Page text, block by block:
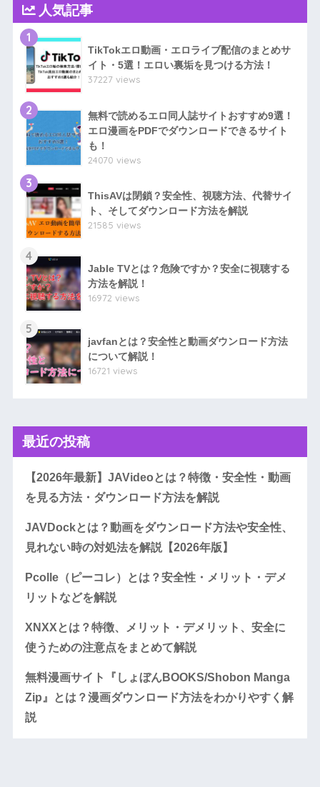
人気記事
1
TikTokエロ動画・エロライブ配信のまとめサ
イト・5選！エロい裏垢を見つける方法！
37227 views
2
無料で読めるエロ同人誌サイトおすすめ9選！
エロ漫画をPDFでダウンロードできるサイト
も！
24070 views
3
ThisAVは閉鎖？安全性、視聴方法、代替サイ
ト、そしてダウンロード方法を解説
21585 views
4
Jable TVとは？危険ですか？安全に視聴する
方法を解説！
16972 views
5
javfanとは？安全性と動画ダウンロード方法
について解説！
16721 views
最近の投稿
【2026年最新】JAVideoとは？特徴・安全性・動画
を見る方法・ダウンロード方法を解説
JAVDockとは？動画をダウンロード方法や安全性、
見れない時の対処法を解説【2026年版】
Pcolle（ピーコレ）とは？安全性・メリット・デメ
リットなどを解説
XNXXとは？特徴、メリット・デメリット、安全に
使うための注意点をまとめて解説
無料漫画サイト『しょぼんBOOKS/Shobon Manga
Zip』とは？漫画ダウンロード方法をわかりやすく解
説